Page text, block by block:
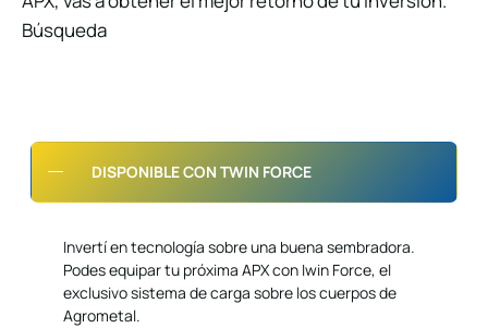
Búsqueda
DISPONIBLE CON TWIN FORCE
Invertí en tecnología sobre una buena sembradora.
Podes equipar tu próxima APX con Iwin Force, el
exclusivo sistema de carga sobre los cuerpos de
Agrometal.